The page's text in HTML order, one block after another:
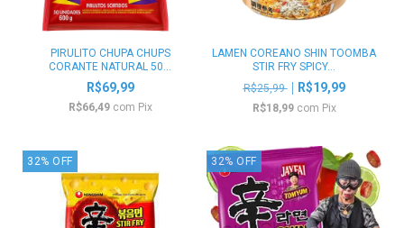
PIRULITO CHUPA CHUPS
CORANTE NATURAL 50...
R$69,99
R$66,49 com Pix
LAMEN COREANO SHIN TOOMBA
STIR FRY SPICY...
R$25,99
R$19,99
R$18,99 com Pix
32% OFF 32% OFF